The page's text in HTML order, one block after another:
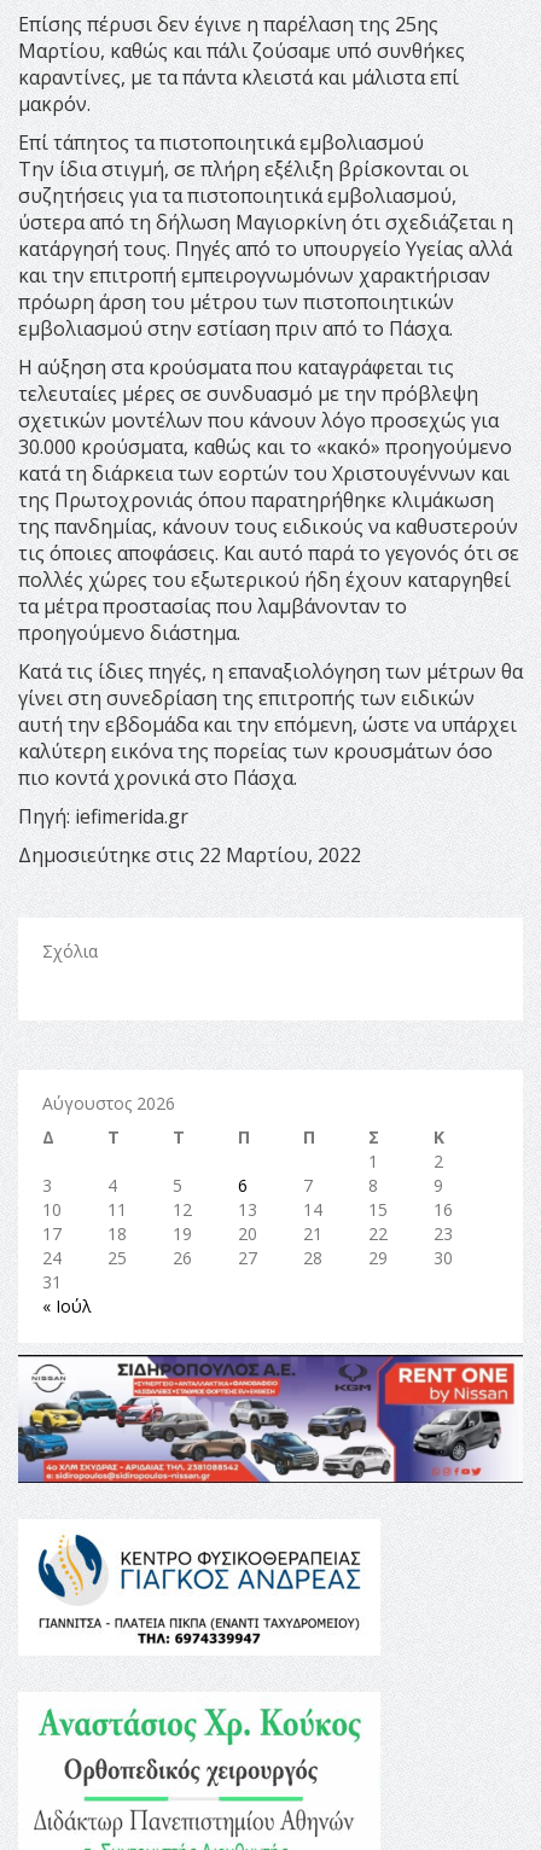
Επίσης πέρυσι δεν έγινε η παρέλαση της 25ης
Μαρτίου, καθώς και πάλι ζούσαμε υπό συνθήκες
καραντίνες, με τα πάντα κλειστά και μάλιστα επί
μακρόν.
Επί τάπητος τα πιστοποιητικά εμβολιασμού
Την ίδια στιγμή, σε πλήρη εξέλιξη βρίσκονται οι
συζητήσεις για τα πιστοποιητικά εμβολιασμού,
ύστερα από τη δήλωση Μαγιορκίνη ότι σχεδιάζεται η
κατάργησή τους. Πηγές από το υπουργείο Υγείας αλλά
και την επιτροπή εμπειρογνωμόνων χαρακτήρισαν
πρόωρη άρση του μέτρου των πιστοποιητικών
εμβολιασμού στην εστίαση πριν από το Πάσχα.
Η αύξηση στα κρούσματα που καταγράφεται τις
τελευταίες μέρες σε συνδυασμό με την πρόβλεψη
σχετικών μοντέλων που κάνουν λόγο προσεχώς για
30.000 κρούσματα, καθώς και το «κακό» προηγούμενο
κατά τη διάρκεια των εορτών του Χριστουγέννων και
της Πρωτοχρονιάς όπου παρατηρήθηκε κλιμάκωση
της πανδημίας, κάνουν τους ειδικούς να καθυστερούν
τις όποιες αποφάσεις. Και αυτό παρά το γεγονός ότι σε
πολλές χώρες του εξωτερικού ήδη έχουν καταργηθεί
τα μέτρα προστασίας που λαμβάνονταν το
προηγούμενο διάστημα.
Κατά τις ίδιες πηγές, η επαναξιολόγηση των μέτρων θα
γίνει στη συνεδρίαση της επιτροπής των ειδικών
αυτή την εβδομάδα και την επόμενη, ώστε να υπάρχει
καλύτερη εικόνα της πορείας των κρουσμάτων όσο
πιο κοντά χρονικά στο Πάσχα.
Πηγή: iefimerida.gr
Δημοσιεύτηκε στις 22 Μαρτίου, 2022
Σχόλια
Αύγουστος 2026
Δ
Τ Τ Π Π Σ
Κ
1
2
3
4 5 6 7 8
9
10
11 12 13 14 15
16
17
18 19 20 21 22
23
24
25 26 27 28 29
30
31
« Ιούλ